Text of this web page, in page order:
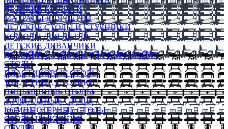
ДЕТСКИЕ КРОВАТИ
МАТРАСЫ ДЛЯ ДЕТЕЙ
ДЕТСКИЕ СТОЛЫ И СТУЛЬЧИКИ
КОМОДЫ ДЛЯ ДЕТЕЙ
ДЕТСКИЕ ДИВАНЧИКИ
ДЕТСКИЙ СТУЛЬЧИК ДЛЯ КОРМЛЕНИЯ
СТОЛЫ
ПЛАСТИКОВЫЕ СТОЛЫ
ТУАЛЕТНЫЕ СТОЛИКИ
ПИСЬМЕННЫЕ СТОЛЫ
ЖУРНАЛЬНЫЕ СТОЛЫ
КОМПЬЮТЕРНЫЕ СТОЛЫ
СТОЛЫ НА КУХНЮ